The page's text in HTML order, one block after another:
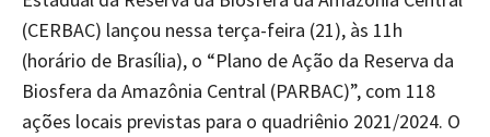
(CERBAC) lançou nessa terça-feira (21), às 11h
(horário de Brasília), o “Plano de Ação da Reserva da
Biosfera da Amazônia Central (PARBAC)”, com 118
ações locais previstas para o quadriênio 2021/2024. O